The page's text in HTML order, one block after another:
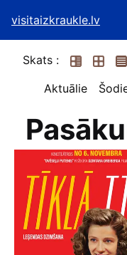
visitaizkraukle.lv
Skats :
Aktuālie